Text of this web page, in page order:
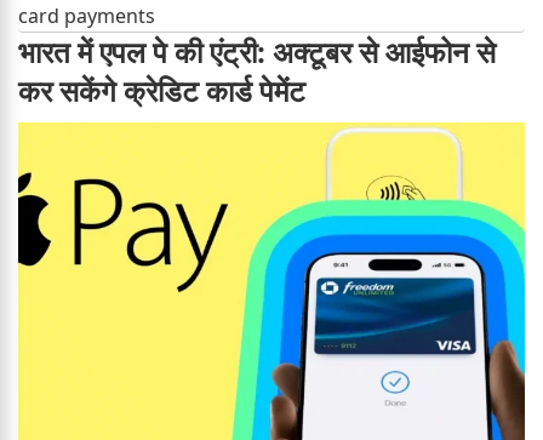
card payments
भारत में एपल पे की एंट्री: अक्टूबर से आईफोन से
कर सकेंगे क्रेडिट कार्ड पेमेंट